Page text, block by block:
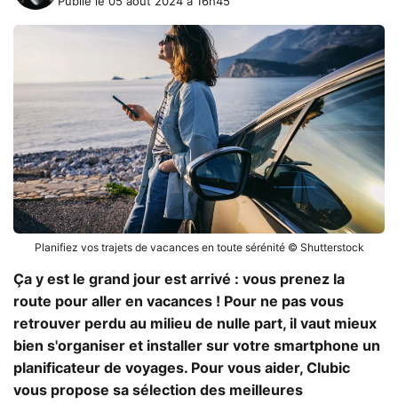
Planifiez vos trajets de vacances en toute sérénité © Shutterstock
Ça y est le grand jour est arrivé : vous prenez la
route pour aller en vacances ! Pour ne pas vous
retrouver perdu au milieu de nulle part, il vaut mieux
bien s'organiser et installer sur votre smartphone un
planificateur de voyages. Pour vous aider, Clubic
vous propose sa sélection des meilleures